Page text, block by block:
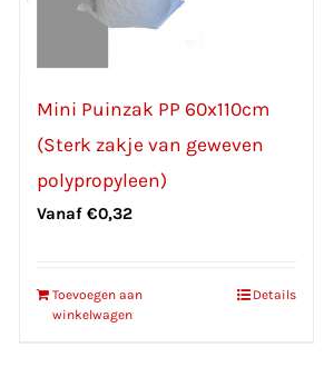
Mini Puinzak PP 60x110cm
(Sterk zakje van geweven
polypropyleen)
Vanaf €0,32
Toevoegen aan
winkelwagen
Details